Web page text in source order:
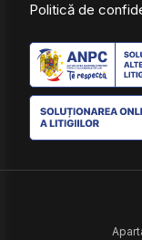
Politică de